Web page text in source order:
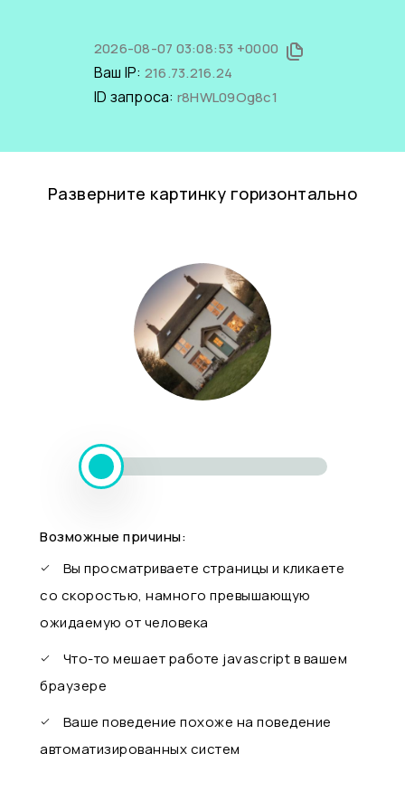
2026-08-07 03:08:53 +0000
Ваш IP: 216.73.216.24
ID запроса: r8HWL09Og8c1
Разверните картинку горизонтально
Возможные причины:
Вы просматриваете страницы и кликаете
со скоростью, намного превышающую
ожидаемую от человека
Что-то мешает работе javascript в вашем
браузере
Ваше поведение похоже на поведение
автоматизированных систем